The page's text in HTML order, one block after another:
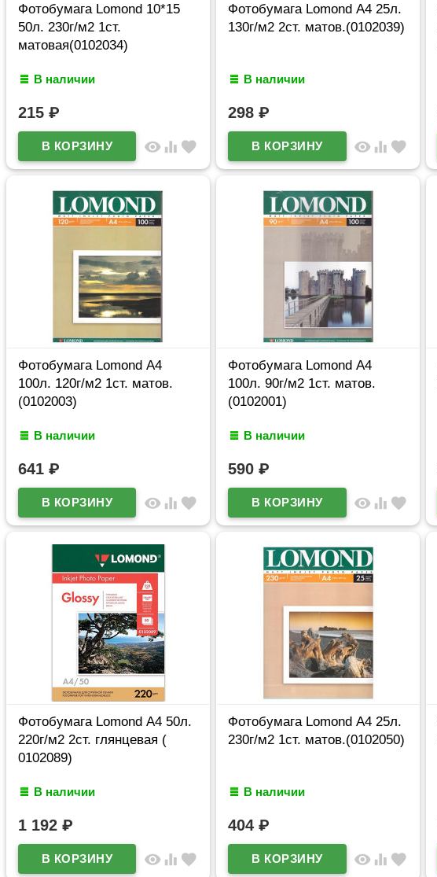
Фотобумага Lomond 10*15
50л. 230г/м2 1ст.
матовая(0102034)
В наличии
215 ₽
visibility equalizer favorite
Фотобумага Lomond А4 25л.
130г/м2 2ст. матов.(0102039)
В наличии
298₽
visibility equalizer favorite
Фотобумага Lomond А4
100л. 120г/м2 1ст. матов.
(0102003)
В наличии
641 ₽
visibility equalizer favorite
Фотобумага Lomond А4
100л. 90г/м2 1ст. матов.
(0102001)
В наличии
590₽
visibility equalizer favorite
Фотобумага Lomond А4 50л.
220г/м2 2ст. глянцевая (
0102089)
В наличии
1 192 ₽
visibility equalizer favorite
Фотобумага Lomond А4 25л.
230г/м2 1ст. матов.(0102050)
В наличии
404₽
visibility equalizer favorite